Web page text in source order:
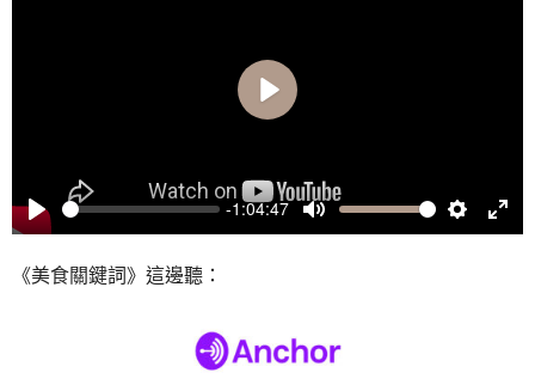
Play
-1:04:47
Mute Settings
Play
《美食關鍵詞》這邊聽：